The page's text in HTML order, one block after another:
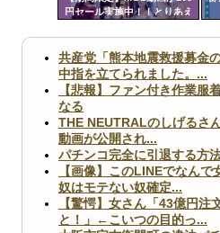
円セール実施中！！とりあえ
ツー
共産党「熊本地震救援募金
中指を立てられました。...
【悲報】ファン付き作業服
なる
THE NEUTRALのしげるさ
動画が公開され...
パチンコ完全に引退する方
【画像】このLINEでなん
奴はモテない奴確定...
【驚愕】女さん「43億円
と！」←こいつの目的っ...